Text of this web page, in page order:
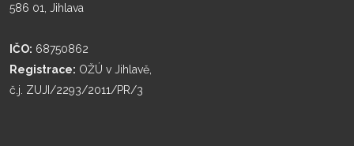
586 01, Jihlava
IČO: 68750862
Registrace: OŽÚ v Jihlavě,
č.j. ZUJI/2293/2011/PR/3